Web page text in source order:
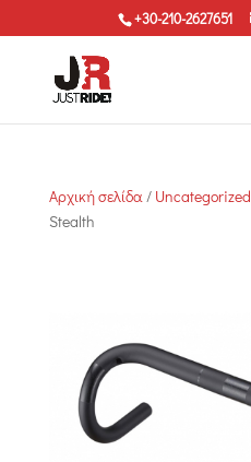
+30-210-2627651
Αρχική σελίδα/ Uncategorized
Stealth